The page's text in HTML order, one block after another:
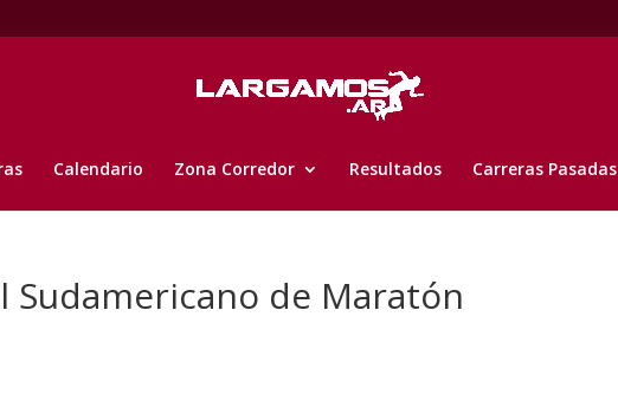
Calendario Zona Corredor Resultados Carreras Pasadas
Sudamericano de Maratón